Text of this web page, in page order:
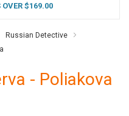
OVER $169.00
Russian Detective
- Poliakova